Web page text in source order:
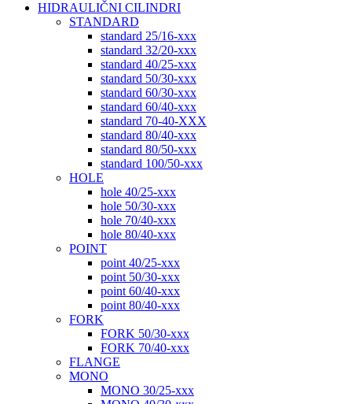
HIDRAULIČNI CILINDRI
STANDARD
standard 25/16-xxx
standard 32/20-xxx
standard 40/25-xxx
standard 50/30-xxx
standard 60/30-xxx
standard 60/40-xxx
standard 70-40-XXX
standard 80/40-xxx
standard 80/50-xxx
standard 100/50-xxx
HOLE
hole 40/25-xxx
hole 50/30-xxx
hole 70/40-xxx
hole 80/40-xxx
POINT
point 40/25-xxx
point 50/30-xxx
point 60/40-xxx
point 80/40-xxx
FORK
FORK 50/30-xxx
FORK 70/40-xxx
FLANGE
MONO
MONO 30/25-xxx